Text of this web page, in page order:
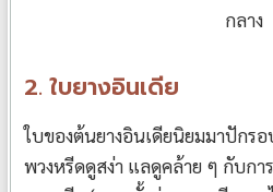
กลาง
2. ใบยางอินเดีย
ใบของต้นยางอินเดียนิยมมาปักร
พวงหรีดดูสง่า แลดูคล้าย ๆ กับกา